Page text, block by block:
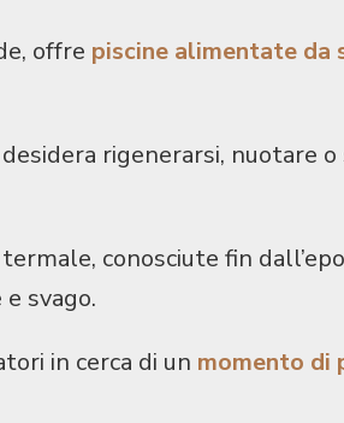
offre piscine alimentate da
rigenerarsi, nuotare
termale, conosciute fin
svago.
in cerca di un momento di